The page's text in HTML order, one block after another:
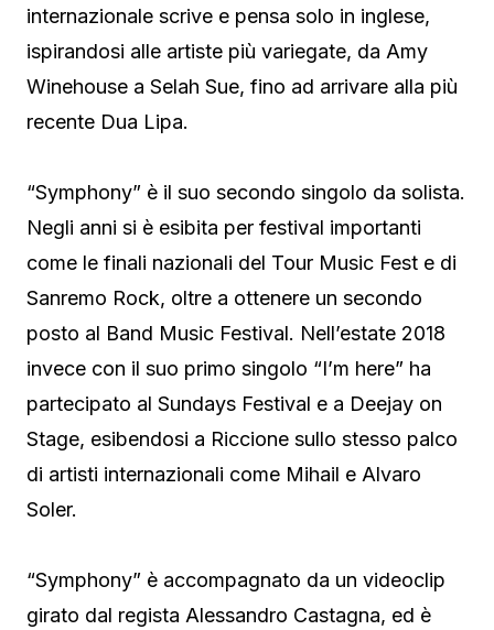
internazionale scrive e pensa solo in inglese,
ispirandosi alle artiste più variegate, da Amy
Winehouse a Selah Sue, fino ad arrivare alla più
recente Dua Lipa.
“Symphony” è il suo secondo singolo da solista.
Negli anni si è esibita per festival importanti
come le finali nazionali del Tour Music Fest e di
Sanremo Rock, oltre a ottenere un secondo
posto al Band Music Festival. Nell’estate 2018
invece con il suo primo singolo “I’m here” ha
partecipato al Sundays Festival e a Deejay on
Stage, esibendosi a Riccione sullo stesso palco
di artisti internazionali come Mihail e Alvaro
Soler.
“Symphony” è accompagnato da un videoclip
girato dal regista Alessandro Castagna, ed è